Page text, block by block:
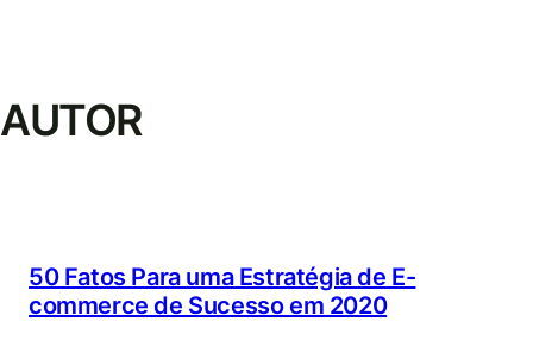
AUTOR
50 Fatos Para uma Estratégia de E-
commerce de Sucesso em 2020